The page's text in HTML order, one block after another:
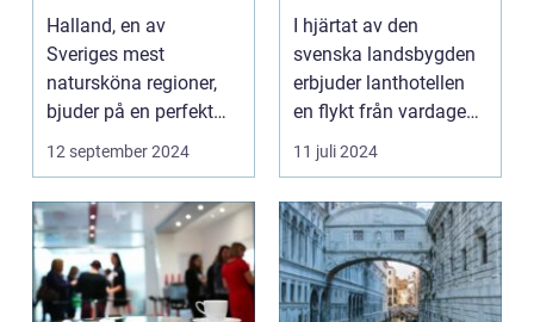
Guide till Ett
Bekymmersfritt
Getaway
Halland, en av
Sveriges mest
natursköna regioner,
bjuder på en perfekt
kombination av idy...
12 september 2024
i harmoni med
naturen
I hjärtat av den
svenska landsbygden
erbjuder lanthotellen
en flykt från vardagens
hektik...
11 juli 2024